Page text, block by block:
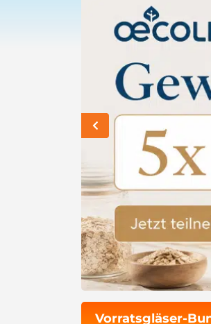
Vorratsgläser-